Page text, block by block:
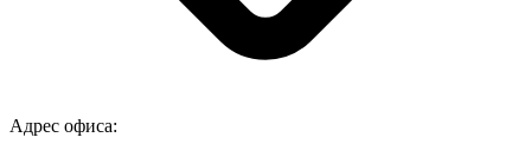
Адрес офиса: